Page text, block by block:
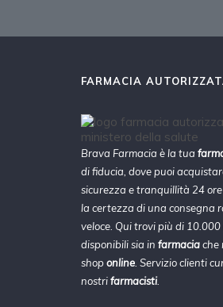
FARMACIA
Brava Farmacia è la tua
di fiducia, dove puoi
sicurezza e tranquillità 24 ore
la certezza di una consegna
veloce. Qui trovi più di
disponibili sia in farmaciache
shoponline . Servizio clienti
nostrifarmacisti